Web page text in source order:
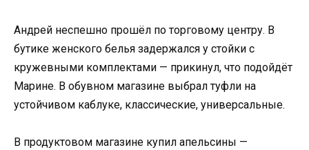
Андрей неспешно прошёл по торговому центру. В
бутике женского белья задержался у стойки с
кружевными комплектами — прикинул, что подойдёт
Марине. В обувном магазине выбрал туфли на
устойчивом каблуке, классические, универсальные.
В продуктовом магазине купил апельсины —